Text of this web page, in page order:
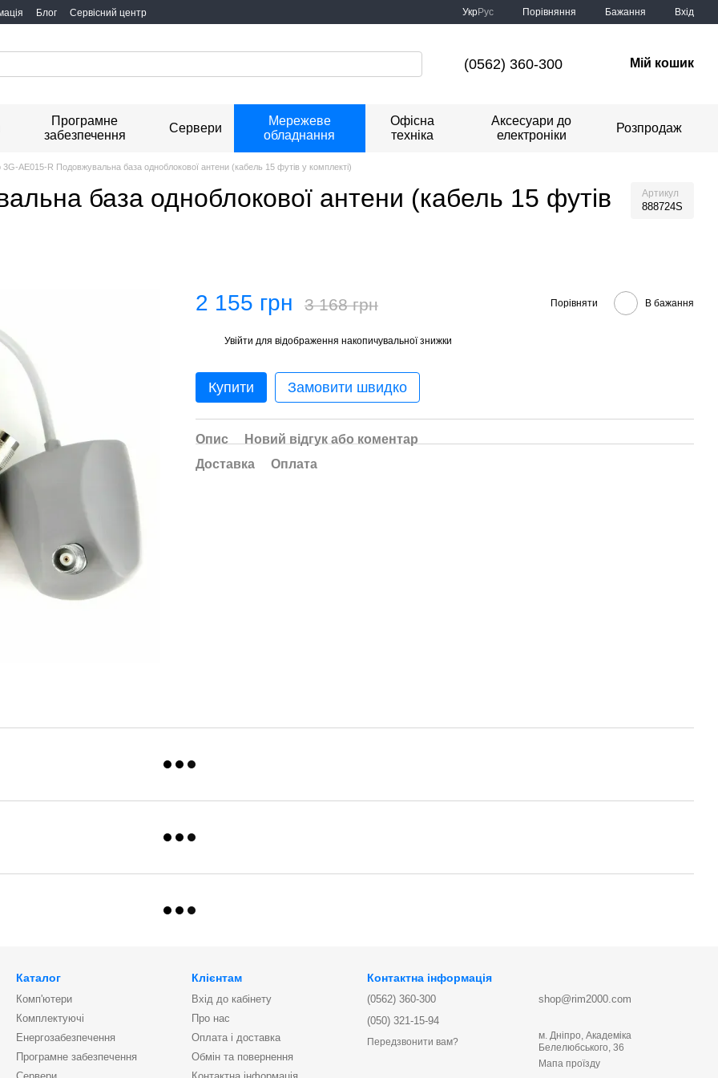
Блог Сервісний центр УкрРус Порівняння Бажання Вхід
(0562) 360-300 Мій кошик
Програмне
забезпечення
Сервери
Мережеве
обладнання
Офісна
техніка
Аксесуари до
електроніки
Розпродаж
3G-AE015-R Подовжувальна база одноблокової антени (кабель 15 футів у комплекті)
база одноблокової антени (кабель 15 футів
Артикул
888724S
2 155 грн 3 168 грн Порівняти В бажання
Увійти для відображення накопичувальної знижки
Купити Замовити швидко
Опис
Новий відгук або коментар
Доставка
Оплата
Каталог
Комп'ютери
Комплектуючі
Енергозабезпечення
Програмне забезпечення
Клієнтам
Вхід до кабінету
Про нас
Оплата і доставка
Обмін та повернення
Контактна інформація
(0562) 360-300
(050) 321-15-94
Передзвонити вам?
shop@rim2000.com
м. Дніпро, Академіка
Белелюбського, 36
Мапа проїзду